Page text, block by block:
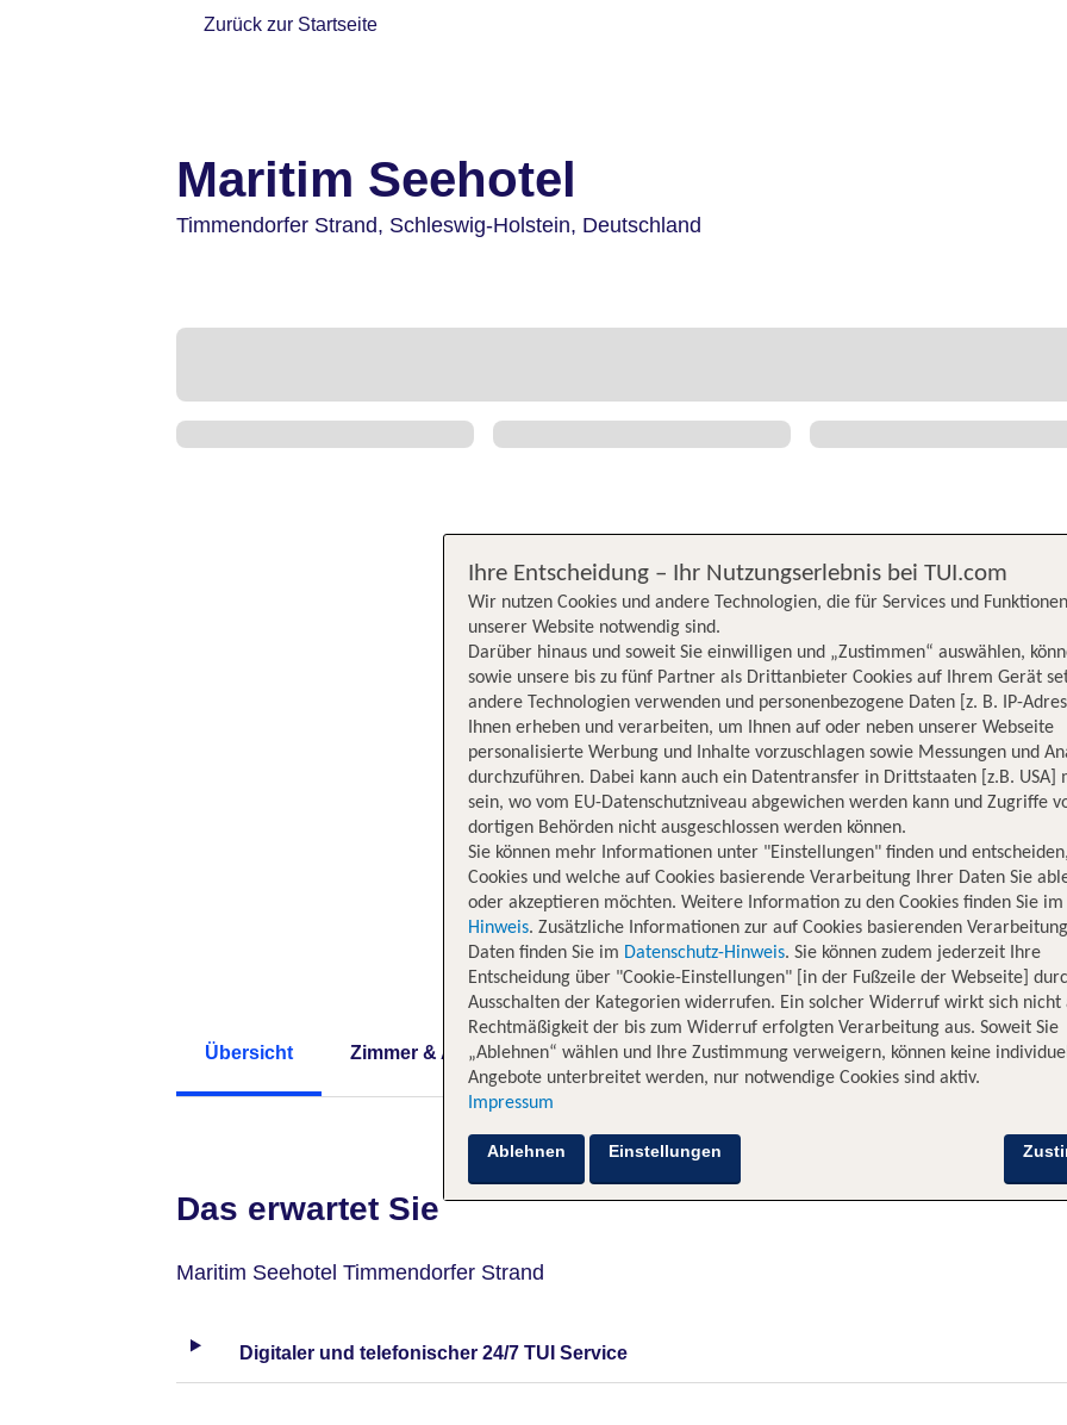
Zurück zur Startseite
Maritim Seehotel
Timmendorfer Strand, Schleswig-Holstein, Deutschland
Übersicht Zimmer & Angebote Hotelinformationen Lage Bewertungen
Das erwartet Sie
Maritim Seehotel Timmendorfer Strand
Digitaler und telefonischer 24/7 TUI Service
Ihre Entscheidung – Ihr Nutzungserlebnis bei TUI.com
Wir nutzen Cookies und andere Technologien, die für Services und
unserer Website notwendig sind.
Darüber hinaus und soweit Sie einwilligen und „Zustimmen“ auswählen,
sowie unsere bis zu fünf Partner als Drittanbieter Cookies auf Ihrem Gerät
andere Technologien verwenden und personenbezogene Daten [z. B. IP-
Ihnen erheben und verarbeiten, um Ihnen auf oder neben unserer Webseite
personalisierte Werbung und Inhalte vorzuschlagen sowie Messungen und
durchzuführen. Dabei kann auch ein Datentransfer in Drittstaaten [z.B. USA]
sein, wo vom EU-Datenschutzniveau abgewichen werden kann und Zugriffe
dortigen Behörden nicht ausgeschlossen werden können.
Sie können mehr Informationen unter "Einstellungen" finden und
Cookies und welche auf Cookies basierende Verarbeitung Ihrer Daten Sie
oder akzeptieren möchten. Weitere Information zu den Cookies finden Sie im
Hinweis. Zusätzliche Informationen zur auf Cookies basierenden
Daten finden Sie im Datenschutz-Hinweis. Sie können zudem jederzeit Ihre
Entscheidung über "Cookie-Einstellungen" [in der Fußzeile der Webseite]
Ausschalten der Kategorien widerrufen. Ein solcher Widerruf wirkt sich nicht
Rechtmäßigkeit der bis zum Widerruf erfolgten Verarbeitung aus. Soweit Sie
„Ablehnen“ wählen und Ihre Zustimmung verweigern, können keine
Angebote unterbreitet werden, nur notwendige Cookies sind aktiv.
Impressum
Ablehnen Einstellungen